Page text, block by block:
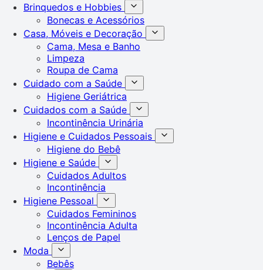
Brinquedos e Hobbies
Bonecas e Acessórios
Casa, Móveis e Decoração
Cama, Mesa e Banho
Limpeza
Roupa de Cama
Cuidado com a Saúde
Higiene Geriátrica
Cuidados com a Saúde
Incontinência Urinária
Higiene e Cuidados Pessoais
Higiene do Bebê
Higiene e Saúde
Cuidados Adultos
Incontinência
Higiene Pessoal
Cuidados Femininos
Incontinência Adulta
Lenços de Papel
Moda
Bebês